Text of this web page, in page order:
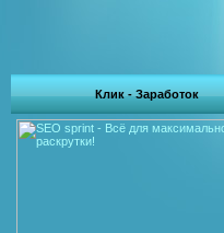
Клик - Заработок